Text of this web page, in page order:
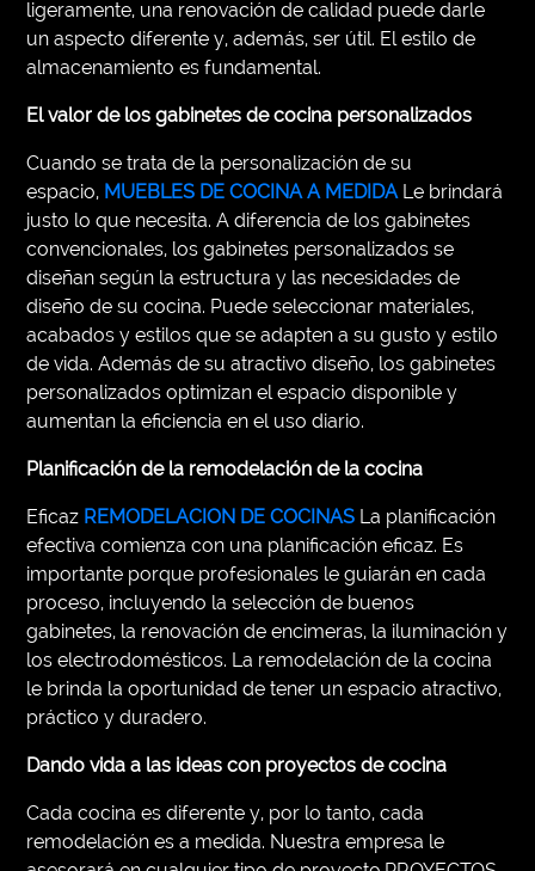
ligeramente, una renovación de calidad puede darle
un aspecto diferente y, además, ser útil. El estilo de
almacenamiento es fundamental.
El valor de los gabinetes de cocina personalizados
Cuando se trata de la personalización de su
espacio, MUEBLES DE COCINA A MEDIDA Le brindará
justo lo que necesita. A diferencia de los gabinetes
convencionales, los gabinetes personalizados se
diseñan según la estructura y las necesidades de
diseño de su cocina. Puede seleccionar materiales,
acabados y estilos que se adapten a su gusto y estilo
de vida. Además de su atractivo diseño, los gabinetes
personalizados optimizan el espacio disponible y
aumentan la eficiencia en el uso diario.
Planificación de la remodelación de la cocina
Eficaz REMODELACION DE COCINAS La planificación
efectiva comienza con una planificación eficaz. Es
importante porque profesionales le guiarán en cada
proceso, incluyendo la selección de buenos
gabinetes, la renovación de encimeras, la iluminación y
los electrodomésticos. La remodelación de la cocina
le brinda la oportunidad de tener un espacio atractivo,
práctico y duradero.
Dando vida a las ideas con proyectos de cocina
Cada cocina es diferente y, por lo tanto, cada
remodelación es a medida. Nuestra empresa le